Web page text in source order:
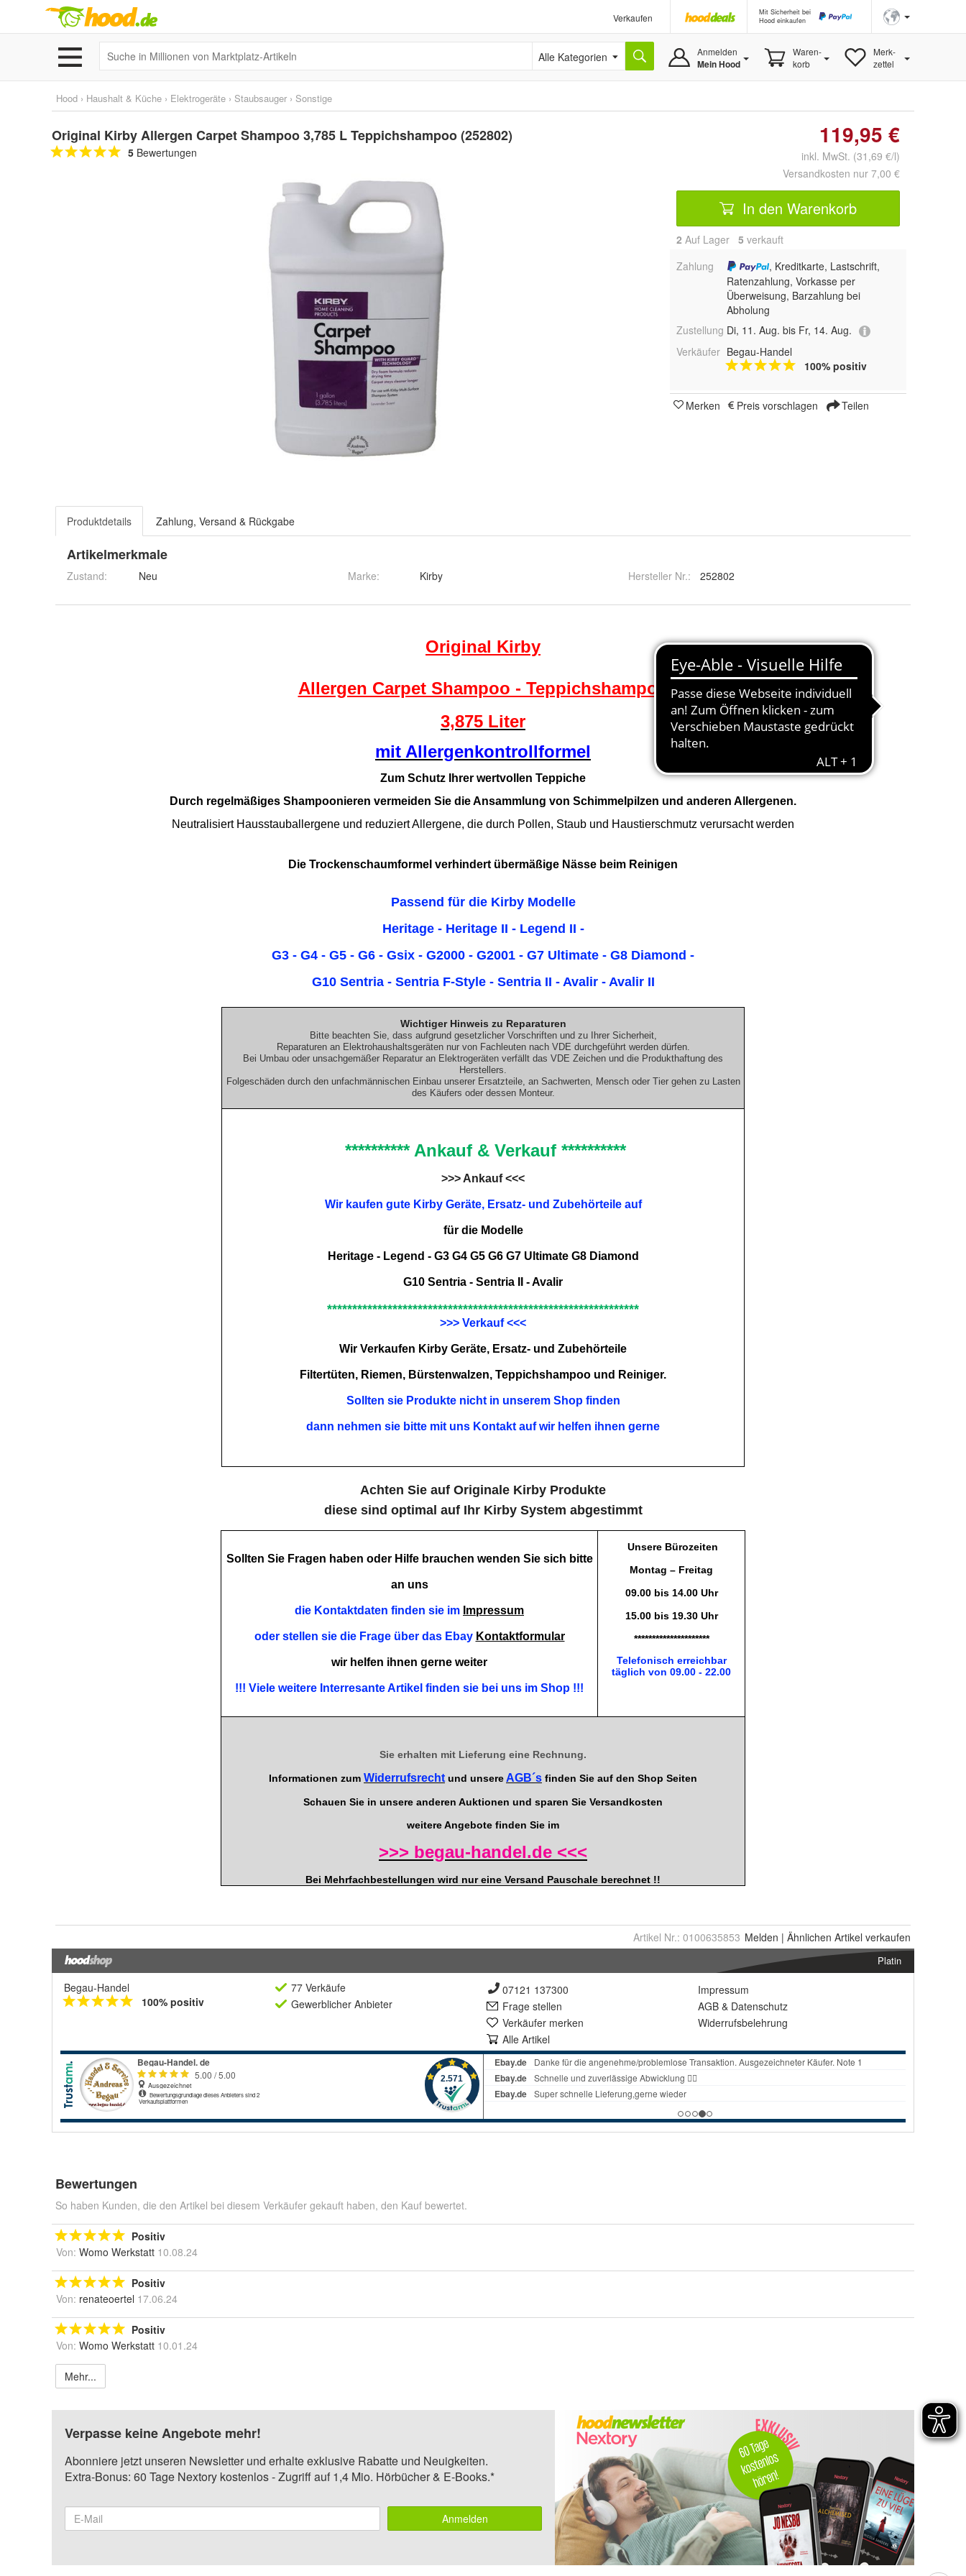
Verkaufen
Mit Sicherheit bei
Hood einkaufen
Alle Kategorien Anmelden
Mein Hood
Waren-
korb
Merk-
zettel
Hood › Haushalt & Küche › Elektrogeräte › Staubsauger › Sonstige
Original Kirby Allergen Carpet Shampoo 3,785 L Teppichshampoo (252802)
5 Bewertungen
119,95 €
inkl. MwSt. (31,69 €/l)
Versandkosten nur 7,00 €
In den Warenkorb
2 Auf Lager 5 verkauft
Zahlung
, Kreditkarte, Lastschrift,
Ratenzahlung, Vorkasse per
Überweisung, Barzahlung bei
Abholung
Zustellung Di, 11. Aug. bis Fr, 14. Aug.
Verkäufer Begau-Handel
100% positiv
Merken Preis vorschlagen Teilen
Produktdetails Zahlung, Versand & Rückgabe
Artikelmerkmale
Zustand: Neu Marke: Kirby Hersteller Nr.: 252802
Artikel Nr.: 0100635853 Melden | Ähnlichen Artikel verkaufen
Platin
Begau-Handel
100% positiv
77 Verkäufe
Gewerblicher Anbieter
07121 137300
Frage stellen
Verkäufer merken
Alle Artikel
Impressum
AGB & Datenschutz
Widerrufsbelehrung
Bewertungen
So haben Kunden, die den Artikel bei diesem Verkäufer gekauft haben, den Kauf bewertet.
Positiv
Von: Womo Werkstatt 10.08.24
Positiv
Von: renateoertel 17.06.24
Positiv
Von: Womo Werkstatt 10.01.24
Mehr...
Verpasse keine Angebote mehr!
Abonniere jetzt unseren Newsletter und erhalte exklusive Rabatte und Neuigkeiten.
Extra-Bonus: 60 Tage Nextory kostenlos - Zugriff auf 1,4 Mio. Hörbücher & E-Books.*
Anmelden